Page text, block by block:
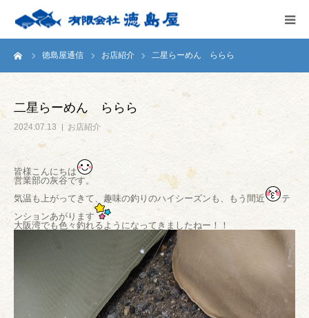
徳島屋通信 お店紹介 二星らーめん ららら
二星らーめん ららら
2024.07.13 お店紹介
皆様こんにちは
営業部の灰谷です。
気温も上がってきて、趣味の釣りのハイシーズンも、もう間近
テ
ンションあがります
大阪湾でも色々釣れるようになってきましたねー！！
HOME
テストキッチン
商品案内